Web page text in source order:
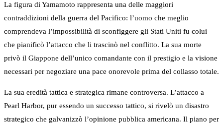
La figura di Yamamoto rappresenta una delle maggiori
contraddizioni della guerra del Pacifico: l’uomo che meglio
comprendeva l’impossibilità di sconfiggere gli Stati Uniti fu colui
che pianificò l’attacco che li trascinò nel conflitto. La sua morte
privò il Giappone dell’unico comandante con il prestigio e la visione
necessari per negoziare una pace onorevole prima del collasso totale.
La sua eredità tattica e strategica rimane controversa. L’attacco a
Pearl Harbor, pur essendo un successo tattico, si rivelò un disastro
strategico che galvanizzò l’opinione pubblica americana. Il piano per